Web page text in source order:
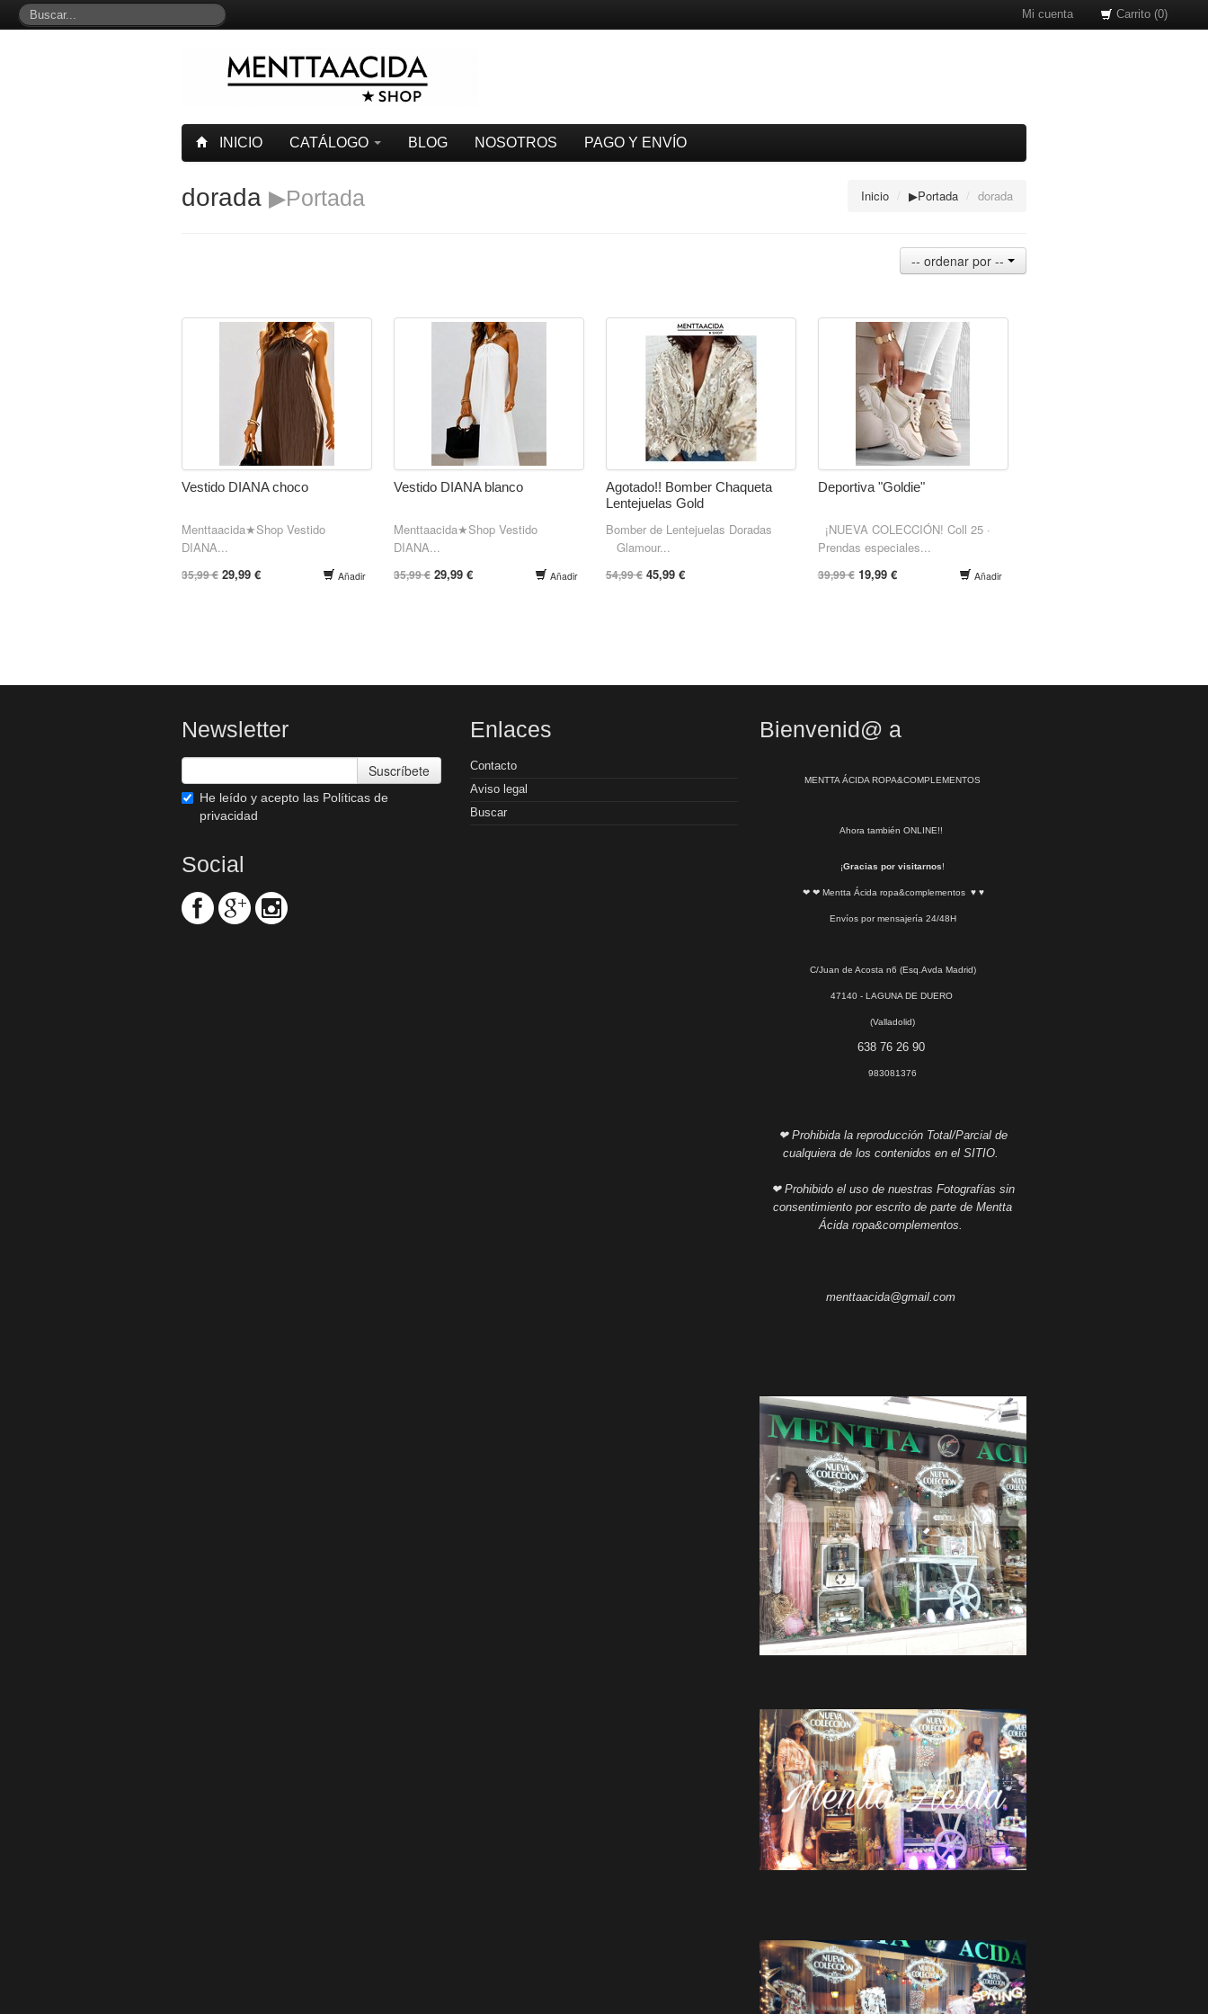
Mi cuenta Carrito (0)
INICIO CATÁLOGO BLOG NOSOTROS PAGO Y ENVÍO
Inicio / ▶Portada / dorada
dorada ▶Portada
-- ordenar por --
Vestido DIANA choco
Menttaacida★Shop Vestido
DIANA...
35,99 € 29,99 € Añadir
Vestido DIANA blanco
Menttaacida★Shop Vestido
DIANA...
35,99 €29,99 € Añadir
Agotado!! Bomber Chaqueta
Lentejuelas Gold
Bomber de Lentejuelas Doradas
Glamour...
54,99 €45,99 €
Deportiva "Goldie"
¡NUEVA COLECCIÓN! Coll 25 ·
Prendas especiales...
39,99 €19,99 € Añadir
Newsletter
Suscríbete
He leído y acepto las Políticas de
privacidad
Social
Enlaces
Contacto
Aviso legal
Buscar
Bienvenid@ a
MENTTA ÁCIDA ROPA&COMPLEMENTOS
Ahora también ONLINE!!
¡Gracias por visitarnos!
❤ ❤ Mentta Ácida ropa&complementos ♥ ♥
Envíos por mensajería 24/48H
C/Juan de Acosta n6 (Esq.Avda Madrid)
47140 - LAGUNA DE DUERO
(Valladolid)
638 76 26 90
983081376
❤ Prohibida la reproducción Total/Parcial de
cualquiera de los contenidos en el SITIO.
❤ Prohibido el uso de nuestras Fotografías sin
consentimiento por escrito de parte de Mentta
Ácida ropa&complementos.
menttaacida@gmail.com